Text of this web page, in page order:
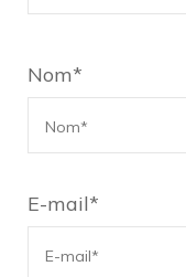
Nom*
E-mail*